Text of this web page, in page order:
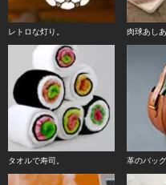
レトロな灯り。 肉球あし
タオルで寿司。 革のバッ